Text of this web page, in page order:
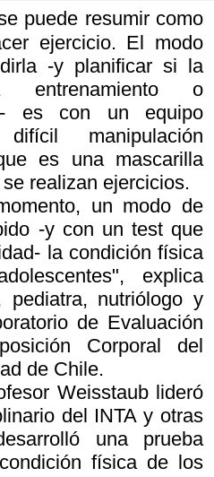
puede resumir como
ejercicio. El modo
-y planificar si la
entrenamiento o
es con un equipo
manipulación
es una mascarilla
realizan ejercicios.
un modo de
-y con un test que
la condición física
explica
pediatra, nutriólogo y
de Evaluación
Corporal del
de Chile.
Weisstaub lideró
del INTA y otras
una prueba
física de los